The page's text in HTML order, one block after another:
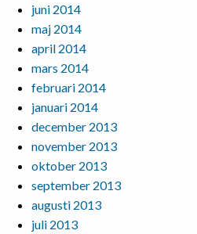
juni 2014
maj 2014
april 2014
mars 2014
februari 2014
januari 2014
december 2013
november 2013
oktober 2013
september 2013
augusti 2013
juli 2013